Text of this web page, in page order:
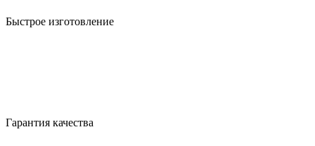
Быстрое изготовление
Гарантия качества